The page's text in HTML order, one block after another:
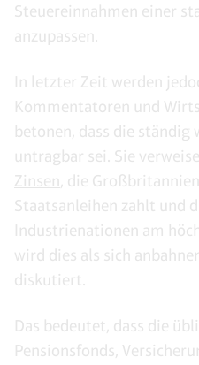
Steuereinnahmen einer
anzupassen.
In letzter Zeit werden
Kommentatoren und
betonen, dass die ständig
untragbar sei. Sie
Zinsen, die
Staatsanleihen zahlt und
Industrienationen am
wird dies als sich
diskutiert.
Das bedeutet, dass die
Pensionsfonds,